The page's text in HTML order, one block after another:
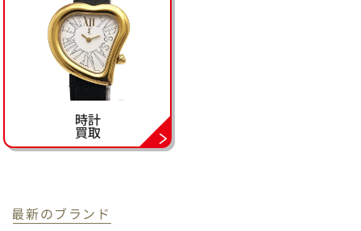
時計
買取
最新のブランド